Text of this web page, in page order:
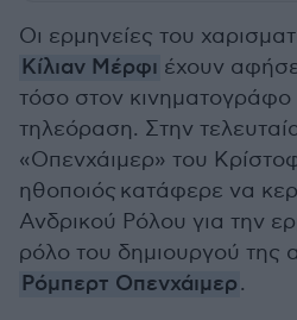
Οι ερμηνείες του
Κίλιαν Μέρφι έχουν
τόσο στον κινηματογράφο
τηλεόραση. Στην
«Οπενχάιμερ» του
ηθοποιός κατάφερε να
Ανδρικού Ρόλου για την
ρόλο του δημιουργού της
Ρόμπερτ Οπενχάιμερ.